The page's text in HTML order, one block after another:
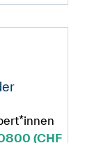
(CHF